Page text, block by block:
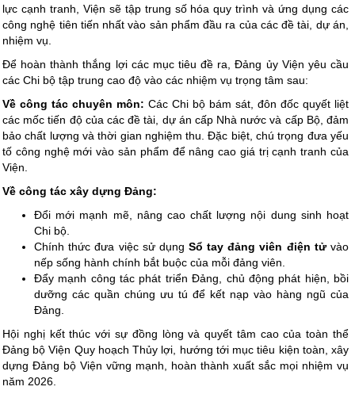
lực cạnh tranh, Viện sẽ tập trung số hóa quy trình và ứng dụng các
công nghệ tiên tiến nhất vào sản phẩm đầu ra của các đề tài, dự án,
nhiệm vụ.
Để hoàn thành thắng lợi các mục tiêu đề ra, Đảng ủy Viện yêu cầu
các Chi bộ tập trung cao độ vào các nhiệm vụ trọng tâm sau:
Về công tác chuyên môn: Các Chi bộ bám sát, đôn đốc quyết liệt
các mốc tiến độ của các đề tài, dự án cấp Nhà nước và cấp Bộ, đảm
bảo chất lượng và thời gian nghiệm thu. Đặc biệt, chú trọng đưa yếu
tố công nghệ mới vào sản phẩm để nâng cao giá trị cạnh tranh của
Viện.
Về công tác xây dựng Đảng:
Đổi mới mạnh mẽ, nâng cao chất lượng nội dung sinh hoạt
Chi bộ.
Chính thức đưa việc sử dụng Sổ tay đảng viên điện tửvào
nếp sống hành chính bắt buộc của mỗi đảng viên.
Đẩy mạnh công tác phát triển Đảng, chủ động phát hiện, bồi
dưỡng các quần chúng ưu tú để kết nạp vào hàng ngũ của
Đảng.
Hội nghị kết thúc với sự đồng lòng và quyết tâm cao của toàn thể
Đảng bộ Viện Quy hoạch Thủy lợi, hướng tới mục tiêu kiện toàn, xây
dựng Đảng bộ Viện vững mạnh, hoàn thành xuất sắc mọi nhiệm vụ
năm 2026.